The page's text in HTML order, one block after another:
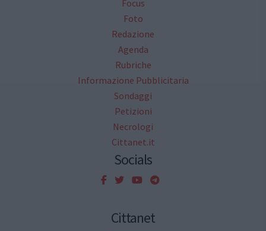
Focus
Foto
Redazione
Agenda
Rubriche
Informazione Pubblicitaria
Sondaggi
Petizioni
Necrologi
Cittanet.it
Socials
Cittanet